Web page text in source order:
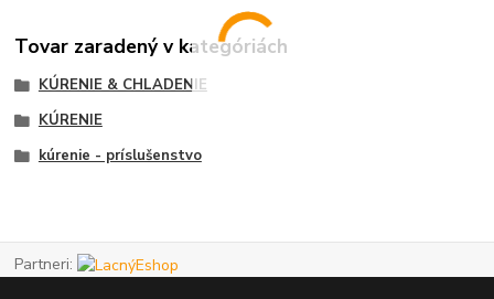
Tovar zaradený v kategóriách
KÚRENIE & CHLADENIE
KÚRENIE
kúrenie - príslušenstvo
Partneri: